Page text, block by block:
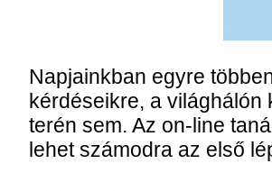
Napjainkban egyre
kérdéseikre, a világhálón
terén sem. Az on-line
lehet számodra az első